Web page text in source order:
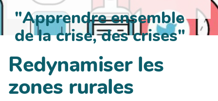
"Apprendre ensemble
de la crise, des crises"
Redynamiser les
zones rurales